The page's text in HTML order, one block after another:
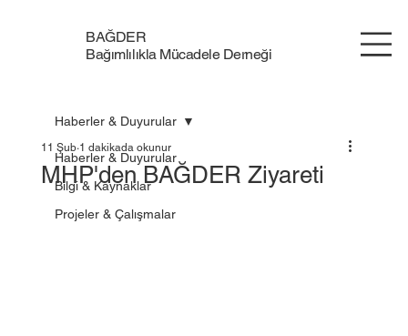
BAĞDER
Bağımlılıkla Mücadele Derneği
Haberler & Duyurular
Bilgi & Kaynaklar
Projeler & Çalışmalar
Haberler & Duyurular
MHP'den BAĞDER Ziyareti
11 Şub 1 dakikada okunur